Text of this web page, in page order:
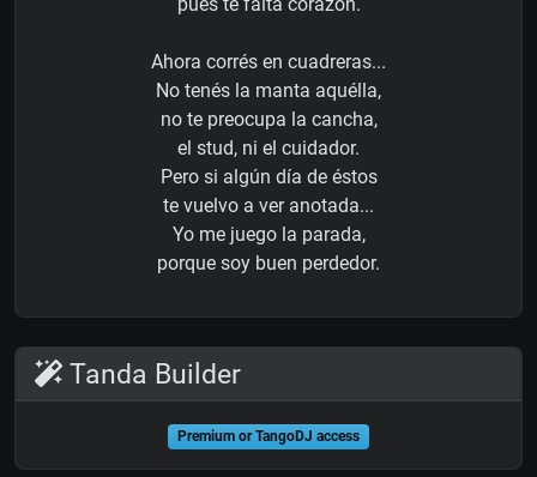
pues te falta corazón.
Ahora corrés en cuadreras...
No tenés la manta aquélla,
no te preocupa la cancha,
el stud, ni el cuidador.
Pero si algún día de éstos
te vuelvo a ver anotada...
Yo me juego la parada,
porque soy buen perdedor.
Tanda Builder
Premium or TangoDJ access